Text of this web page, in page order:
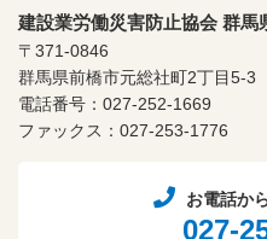
建設業労働災害防止協会 群馬
〒371-0846
群馬県前橋市元総社町2丁目5-3
電話番号：027-252-1669
ファックス：027-253-1776
お電話か
027-